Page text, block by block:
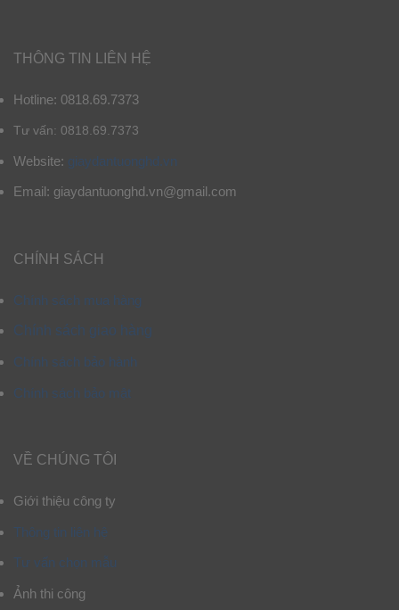
THÔNG TIN LIÊN HỆ
Hotline: 0818.69.7373
Tư vấn: 0818.69.7373
Website: giaydantuonghd.vn
Email: giaydantuonghd.vn@gmail.com
CHÍNH SÁCH
Chính sách mua hàng
Chính sách giao hàng
Chính sách bảo hành
Chính sách bảo mật
VỀ CHÚNG TÔI
Giới thiệu công ty
Thông tin liên hệ
Tư vấn chọn mẫu
Ảnh thi công